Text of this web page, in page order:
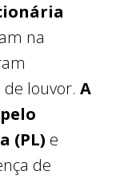
na
louvor. A
(PL) e
de